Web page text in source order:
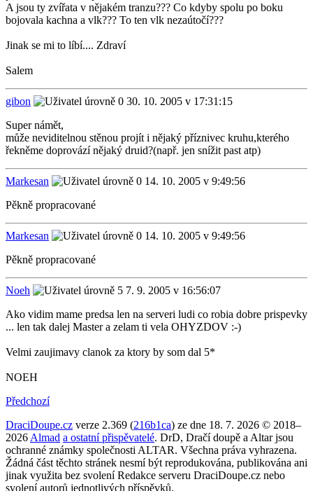
A jsou ty zvířata v nějakém tranzu??? Co kdyby spolu po boku
bojovala kachna a vlk??? To ten vlk nezaútočí???
Jinak se mi to líbí.... Zdraví
Salem
gibon
30. 10. 2005 v 17:31:15
Super námět,
může neviditelnou stěnou projít i nějaký příznivec kruhu,kterého
řekněme doprovází nějaký druid?(např. jen snížit past atp)
Markesan
14. 10. 2005 v 9:49:56
Pěkně propracované
Markesan
14. 10. 2005 v 9:49:56
Pěkně propracované
Noeh
7. 9. 2005 v 16:56:07
Ako vidim mame predsa len na serveri ludi co robia dobre prispevky
... len tak dalej Master a zelam ti vela OHYZDOV :-)
Velmi zaujimavy clanok za ktory by som dal 5*
NOEH
Předchozí
DraciDoupe.cz verze 2.369 (216b1ca) ze dne 18. 7. 2026 © 2018–
2026 Almad a ostatní přispěvatelé. DrD, Dračí doupě a Altar jsou
ochranné známky společnosti ALTAR. Všechna práva vyhrazena.
Žádná část těchto stránek nesmí být reprodukována, publikována ani
jinak využita bez svolení Redakce serveru DraciDoupe.cz nebo
svolení autorů jednotlivých příspěvků.